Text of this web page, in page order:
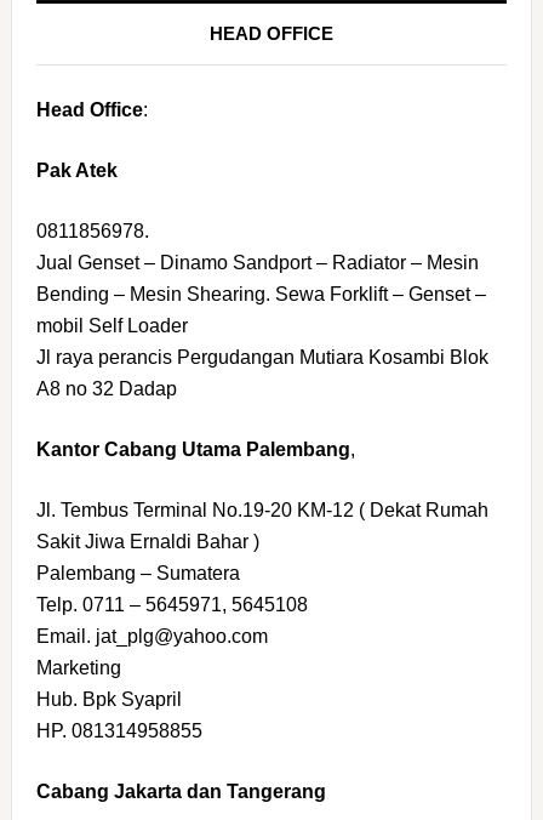
HEAD OFFICE
Head Office:
Pak Atek
0811856978.
Jual Genset – Dinamo Sandport – Radiator – Mesin
Bending – Mesin Shearing. Sewa Forklift – Genset –
mobil Self Loader
Jl raya perancis Pergudangan Mutiara Kosambi Blok
A8 no 32 Dadap
Kantor Cabang Utama Palembang,
Jl. Tembus Terminal No.19-20 KM-12 ( Dekat Rumah
Sakit Jiwa Ernaldi Bahar )
Palembang – Sumatera
Telp. 0711 – 5645971, 5645108
Email. jat_plg@yahoo.com
Marketing
Hub. Bpk Syapril
HP. 081314958855
Cabang Jakarta dan Tangerang